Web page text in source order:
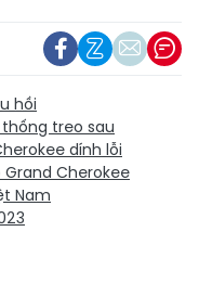
hồi
treo sau
dính lỗi
Cherokee
Nam